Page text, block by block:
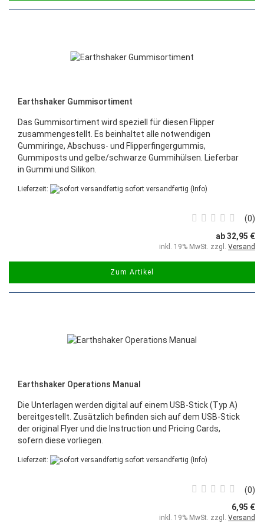
Earthshaker Gummisortiment
Das Gummisortiment wird speziell für diesen Flipper
zusammengestellt. Es beinhaltet alle notwendigen
Gummiringe, Abschuss- und Flipperfingergummis,
Gummiposts und gelbe/schwarze Gummihülsen. Lieferbar
in Gummi und Silikon.
Lieferzeit: sofort versandfertig (Info)
0
ab 32,95 €
inkl. 19% MwSt. zzgl. Versand
Zum Artikel
Earthshaker Operations Manual
Die Unterlagen werden digital auf einem USB‑Stick (Typ A)
bereitgestellt. Zusätzlich befinden sich auf dem USB-Stick
der original Flyer und die Instruction und Pricing Cards,
sofern diese vorliegen.
Lieferzeit: sofort versandfertig (Info)
0
6,95 €
inkl. 19% MwSt. zzgl. Versand